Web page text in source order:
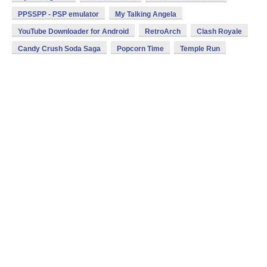
PPSSPP - PSP emulator My Talking Angela
YouTube Downloader for Android RetroArch Clash Royale
Candy Crush Soda Saga Popcorn Time Temple Run